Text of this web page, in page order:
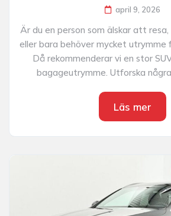
april 9, 2026
Är du en person som älskar att
eller bara behöver mycket utrymme
Då rekommenderar vi en stor
bagageutrymme. Utforska
Läs mer